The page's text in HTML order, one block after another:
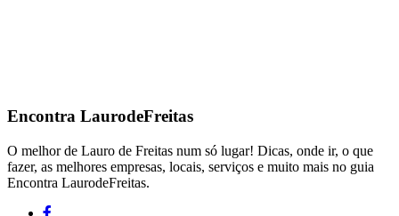
Encontra LaurodeFreitas
O melhor de Lauro de Freitas num só lugar! Dicas, onde ir, o que
fazer, as melhores empresas, locais, serviços e muito mais no guia
Encontra LaurodeFreitas.